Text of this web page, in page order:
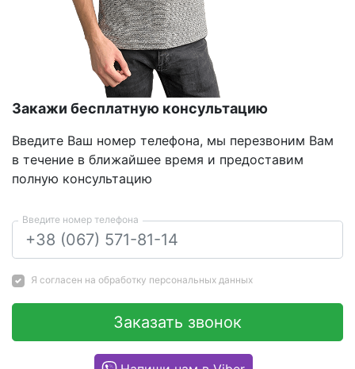
Закажи бесплатную консультацию
Введите Ваш номер телефона, мы перезвоним Вам
в течение в ближайшее время и предоставим
полную консультацию
Введите номер телефона
Я согласен на обработку персональных данных
Заказать звонок